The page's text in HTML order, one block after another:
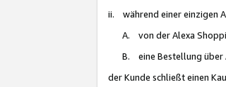
ii. während einer einzigen
A. von der Alexa
B. eine Bestellung über
der Kunde schließt einen